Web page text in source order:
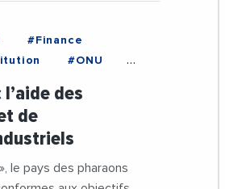
#Finance
#ONU
des
de
le pays des pharaons